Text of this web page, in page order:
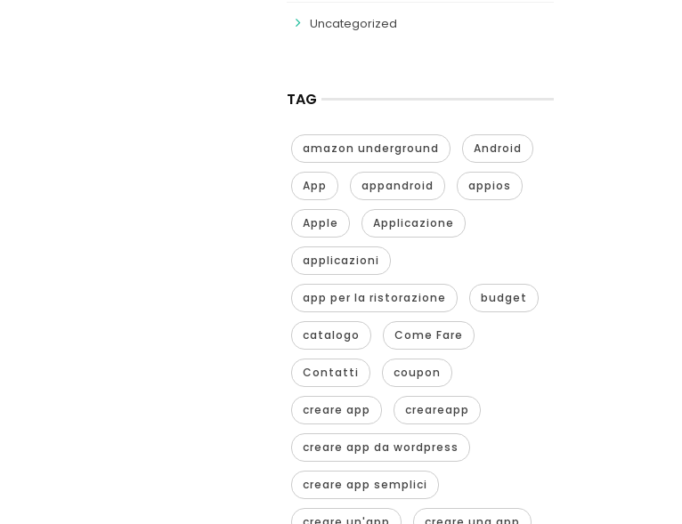
Uncategorized
TAG
amazon underground Android
App appandroid appios
Apple Applicazione
applicazioni
app per la ristorazione budget
catalogo Come Fare
Contatti coupon
creare app creareapp
creare app da wordpress
creare app semplici